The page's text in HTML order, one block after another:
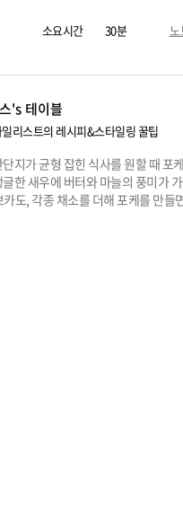
소요시간 30분 노
's 테이블
리스트의 레시피&스타일링 꿀팁
지가 균형 잡힌 식사를 원할 때 포
한 새우에 버터와 마늘의 풍미가
도, 각종 채소를 더해 포케를 만들